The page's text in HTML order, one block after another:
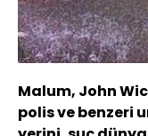
Malum, John
polis ve benzeri